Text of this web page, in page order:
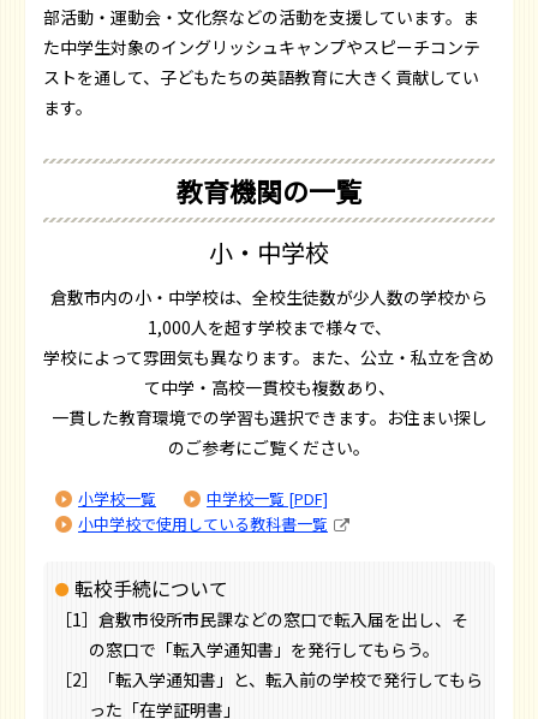
部活動・運動会・文化祭などの活動を支援しています。ま
た中学生対象のイングリッシュキャンプやスピーチコンテ
ストを通して、子どもたちの英語教育に大きく貢献してい
ます。
教育機関の一覧
小・中学校
倉敷市内の小・中学校は、全校生徒数が少人数の学校から
1,000人を超す学校まで様々で、
学校によって雰囲気も異なります。また、公立・私立を含め
て中学・高校一貫校も複数あり、
一貫した教育環境での学習も選択できます。お住まい探し
のご参考にご覧ください。
小学校一覧
中学校一覧 [PDF]
小中学校で使用している教科書一覧
転校手続について
［1］倉敷市役所市民課などの窓口で転入届を出し、そ
の窓口で「転入学通知書」を発行してもらう。
［2］「転入学通知書」と、転入前の学校で発行してもら
った「在学証明書」